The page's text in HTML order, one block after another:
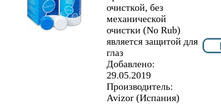
очисткой, без
механической
очистки (No Rub)
является защитой для
глаз
Добавлено:
29.05.2019
Производитель:
Avizor (Испания)